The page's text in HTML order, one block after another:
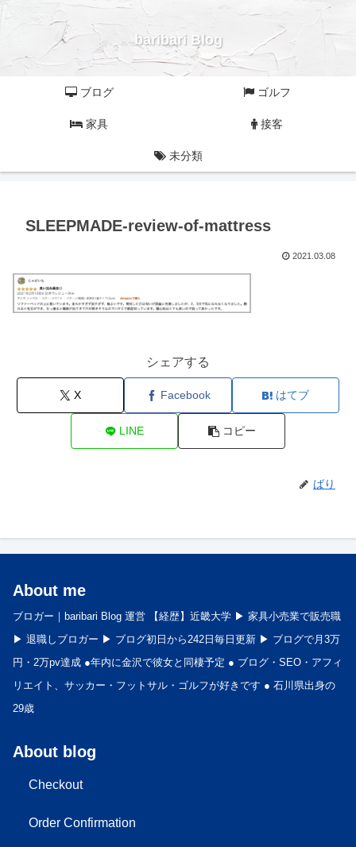
baribari Blog
ブログ ゴルフ
家具 接客
未分類
SLEEPMADE-review-of-mattress
2021.03.08
シェアする
X Facebook はてブ
LINE コピー
ばり
About me
ブロガー｜baribari Blog 運営 【経歴】近畿大学 ▶︎ 家具小売業で販売職
▶︎ 退職しブロガー ▶︎ ブログ初日から242日毎日更新 ▶︎ ブログで月3万
円・2万pv達成 ●年内に金沢で彼女と同棲予定 ● ブログ・SEO・アフィ
リエイト、サッカー・フットサル・ゴルフが好きです ● 石川県出身の
29歳
About blog
Checkout
Order Confirmation